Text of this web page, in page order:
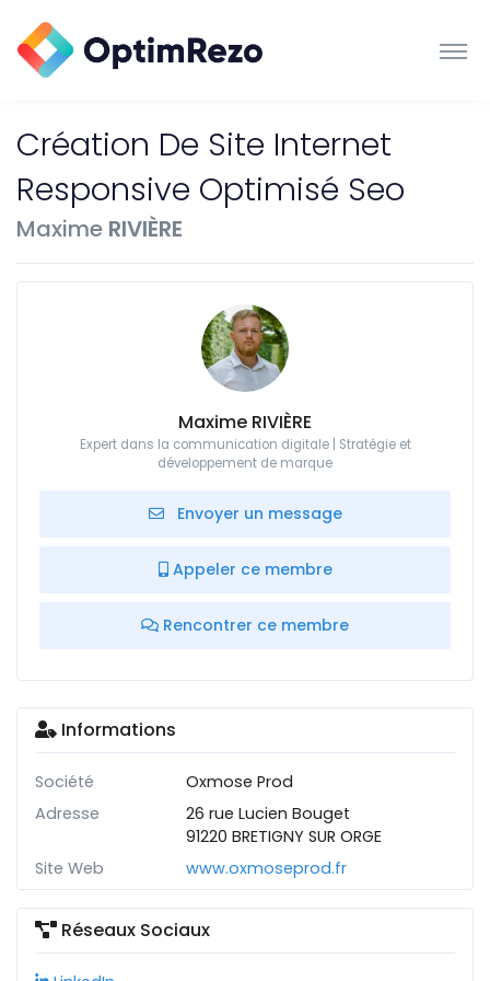
Création De Site Internet
Responsive Optimisé Seo
Maxime RIVIÈRE
Maxime RIVIÈRE
Expert dans la communication digitale | Stratégie et
développement de marque
Envoyer un message
Appeler ce membre
Rencontrer ce membre
Informations
Société
Oxmose Prod
Adresse
26 rue Lucien Bouget
91220 BRETIGNY SUR ORGE
Site Web
www.oxmoseprod.fr
Réseaux Sociaux